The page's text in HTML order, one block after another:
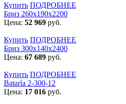
Купить ПОДРОБНЕЕ
Бриз 260х190х2200
Цена: 52 969 руб.
Купить ПОДРОБНЕЕ
Бриз 300х140х2400
Цена: 67 689 руб.
Купить ПОДРОБНЕЕ
Batarìa 2-300-12
Цена: 17 016 руб.